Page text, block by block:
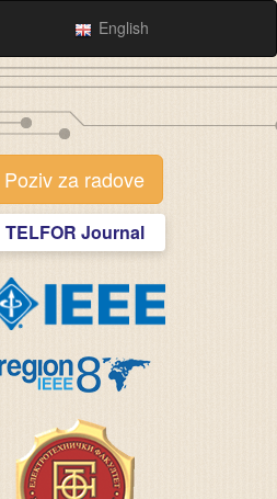
English
Poziv za radove
TELFOR Journal